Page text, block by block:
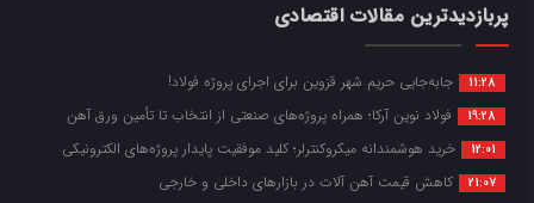
پربازدیدترین مقالات اقتصادی
11:28 جابه‌جایی حریم شهر قزوین برای اجرای پروژه فولاد!
19:28 فولاد نوین آرکا؛ همراه پروژه‌های صنعتی از انتخاب تا تأمین ورق آهن
12:01 خرید هوشمندانه میکروکنترلر؛ کلید موفقیت پایدار پروژه‌های الکترونیکی
21:07 کاهش قیمت آهن آلات در بازارهای داخلی و خارجی